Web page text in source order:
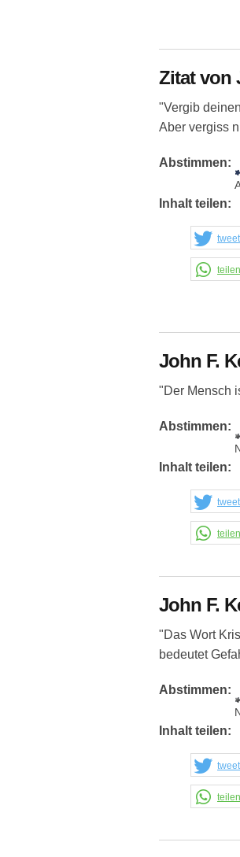
Zitat von
"Vergib
Aber vergiss
Abstimmen:
Inhalt teilen:
tweet
teilen
John F.
"Der Mensch
Abstimmen:
Inhalt teilen:
tweet
teilen
John F.
"Das Wort
bedeutet
Abstimmen:
Inhalt teilen:
tweet
teilen